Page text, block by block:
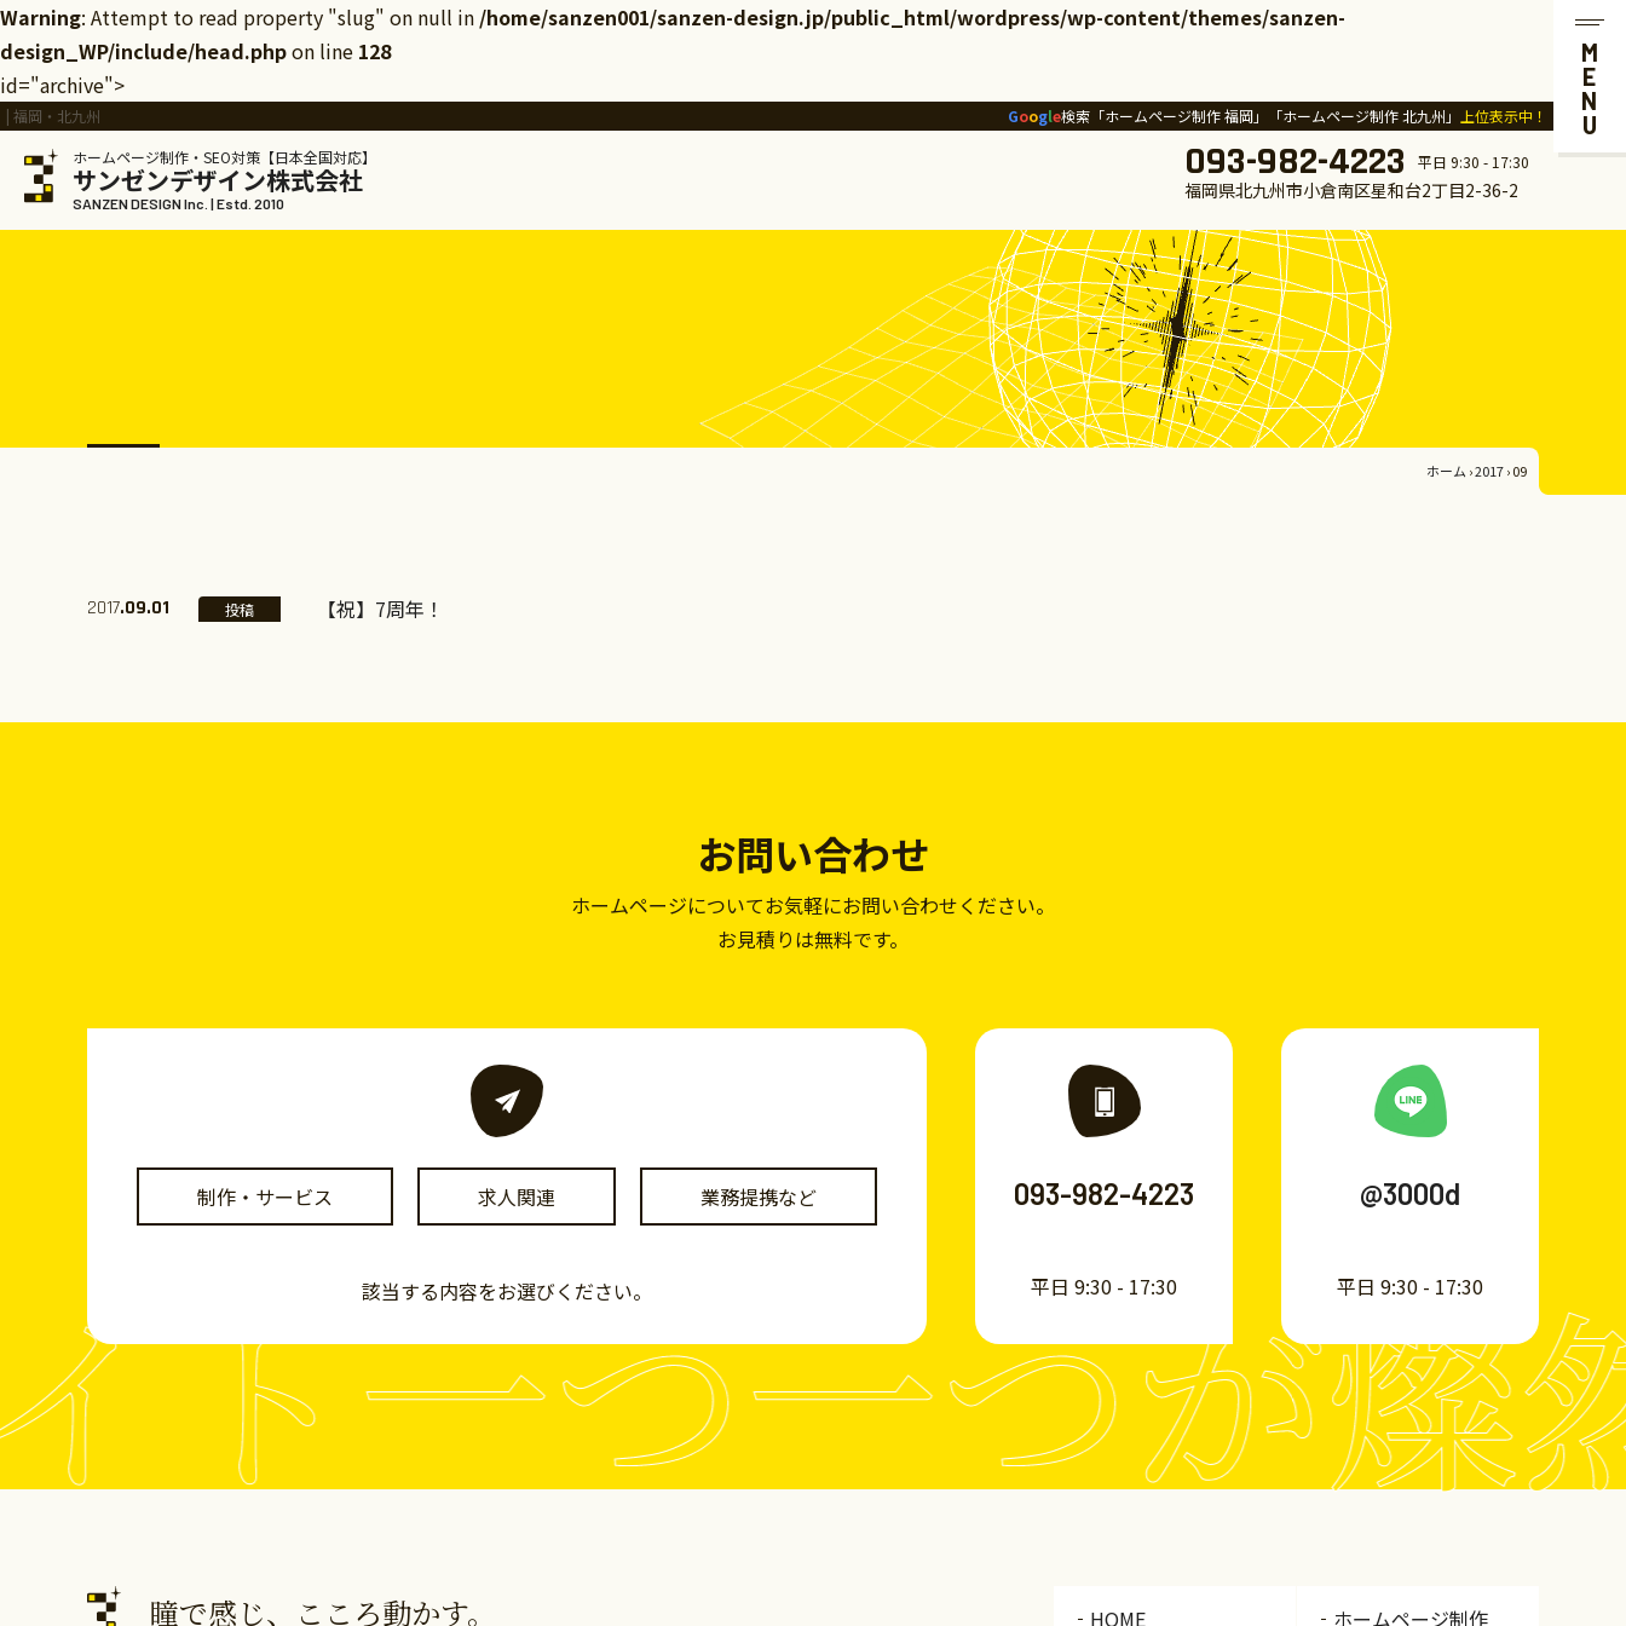
Warning: Attempt to read property "slug" on null in /home/sanzen001/sanzen-design.jp/public_html/wordpress/wp-content/themes/sanzen-
design_WP/include/head.phpon line 128
id="archive">
| 福岡・北九州 Google検索「ホームページ制作 福岡」「ホームページ制作 北九州」
上位表示中！
ホームページ制作・SEO対策【日本全国対応】
サンゼンデザイン株式会社
SANZEN DESIGN Inc. | Estd. 2010
093-982-4223 平日 9:30 - 17:30
福岡県北九州市小倉南区星和台2丁目2-36-2
MENU
ホーム ›2017›09
2017.09.01 投稿 【祝】7周年！
お問い合わせ
ホームページについてお気軽にお問い合わせください。
お見積りは無料です。
制作・サービス 求人関連 業務提携など
該当する内容をお選びください。
093-982-4223
平日 9:30 - 17:30
@3000d
平日 9:30 - 17:30
ト一つ一つが燦
瞳で感じ、こころ動かす。 HOME ホームページ制作